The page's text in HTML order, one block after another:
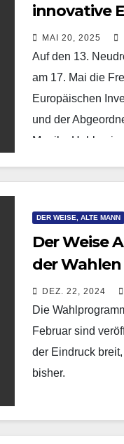
innovative
MAI 20, 2025
Auf den 13.
am 17. Mai die
Europäischen
und der
Monika
DER WEISE, ALTE MANN
Der Weise
der Wahlen
DEZ. 22, 2024
Die
Februar sind
der Eindruck
bisher.